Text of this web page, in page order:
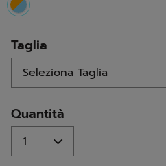
selected
Taglia
Quantità